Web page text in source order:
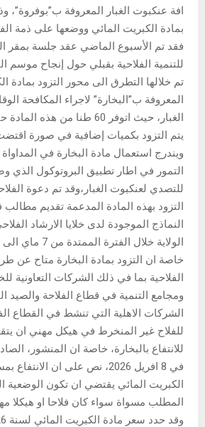
افة عنكبوت الغبار المعروفة ب”بوفروة”،
بمادة الكبريت المائي ووضعها على ذمة
فقد تم الأسبوع الماضي عقد جلسة بمقر
تم خلالها التطرق الى محور التزود بمادة
المعروفة ب”البخارة” لاجراء المكافحة
الغبار، حيث اتوفر 60 طنا من
يتم التزود بكميات إضافية في صورة
ويندرج استعمال مادة البخارة في المداواة
التمور في اطار تطبيق البروتوكول الذي
للتصدي لعنكبوت الغبار،وقد تم دعوة
التزود بهذه المادة المدعمة تقديم
النماذج الموجودة لدى خلايا الارشاد
الولاية خلال الفترة الممتدة من 7 ماي الى 30 جوان القادم
خاصة ان التزود بمادة البخارة متاح عن
الفلاحية بما في ذلك الشركات التعاونية
ومجامع التنمية في قطاع الفلاحة والصيد
الشركات الاهلية التي تنشط في القطاع
للفلاح غير المنخرط في هيكل مهني ان
للانتفاع بالبخارة، خاصة ان المنشور،
في 8 افريل 2026، نص على ان
الكبريت المائي يقتضي ان تكون الوضعية
المطلب مسواة سواء كان فلاحا او هيكلا